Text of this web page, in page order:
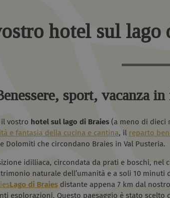
hotel sul lago
sport, vacanza
il vostro hotel sul lago di Braies(a meno di dieci
e fantasia della cucina e cantina, il reparto
Dolomiti che circondano Braies in Val Pusteria.
idilliaca, circondata da prati e boschi, nel
naturale dell’umanità e a soli 10
Lago di Braiesdistante appena 7 km dal
esplorazioni. Questo paesaggio è stato scelto